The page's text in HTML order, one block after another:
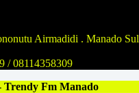
Airmadidi . Manado
/ 08114358309
Fm Manado